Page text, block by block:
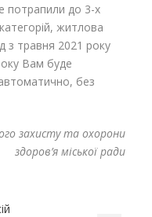
до 3-х
житлова
з травня 2021 року
Вам буде
без
захисту та охорони
здоров’я міської ради